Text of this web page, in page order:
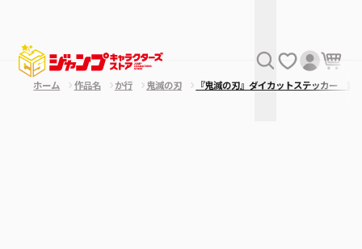
ホーム 作品名 か行 鬼滅の刃 『鬼滅の刃』ダイカットステッカー